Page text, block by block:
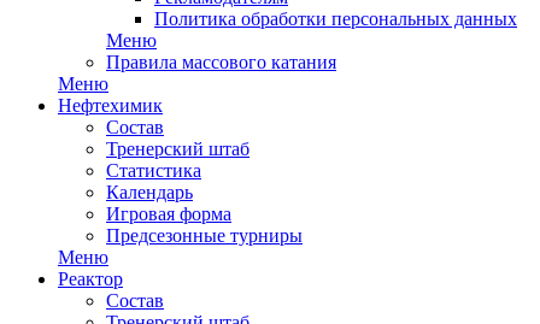
Политика обработки персональных данных
Меню
Правила массового катания
Меню
Нефтехимик
Состав
Тренерский штаб
Статистика
Календарь
Игровая форма
Предсезонные турниры
Меню
Реактор
Состав